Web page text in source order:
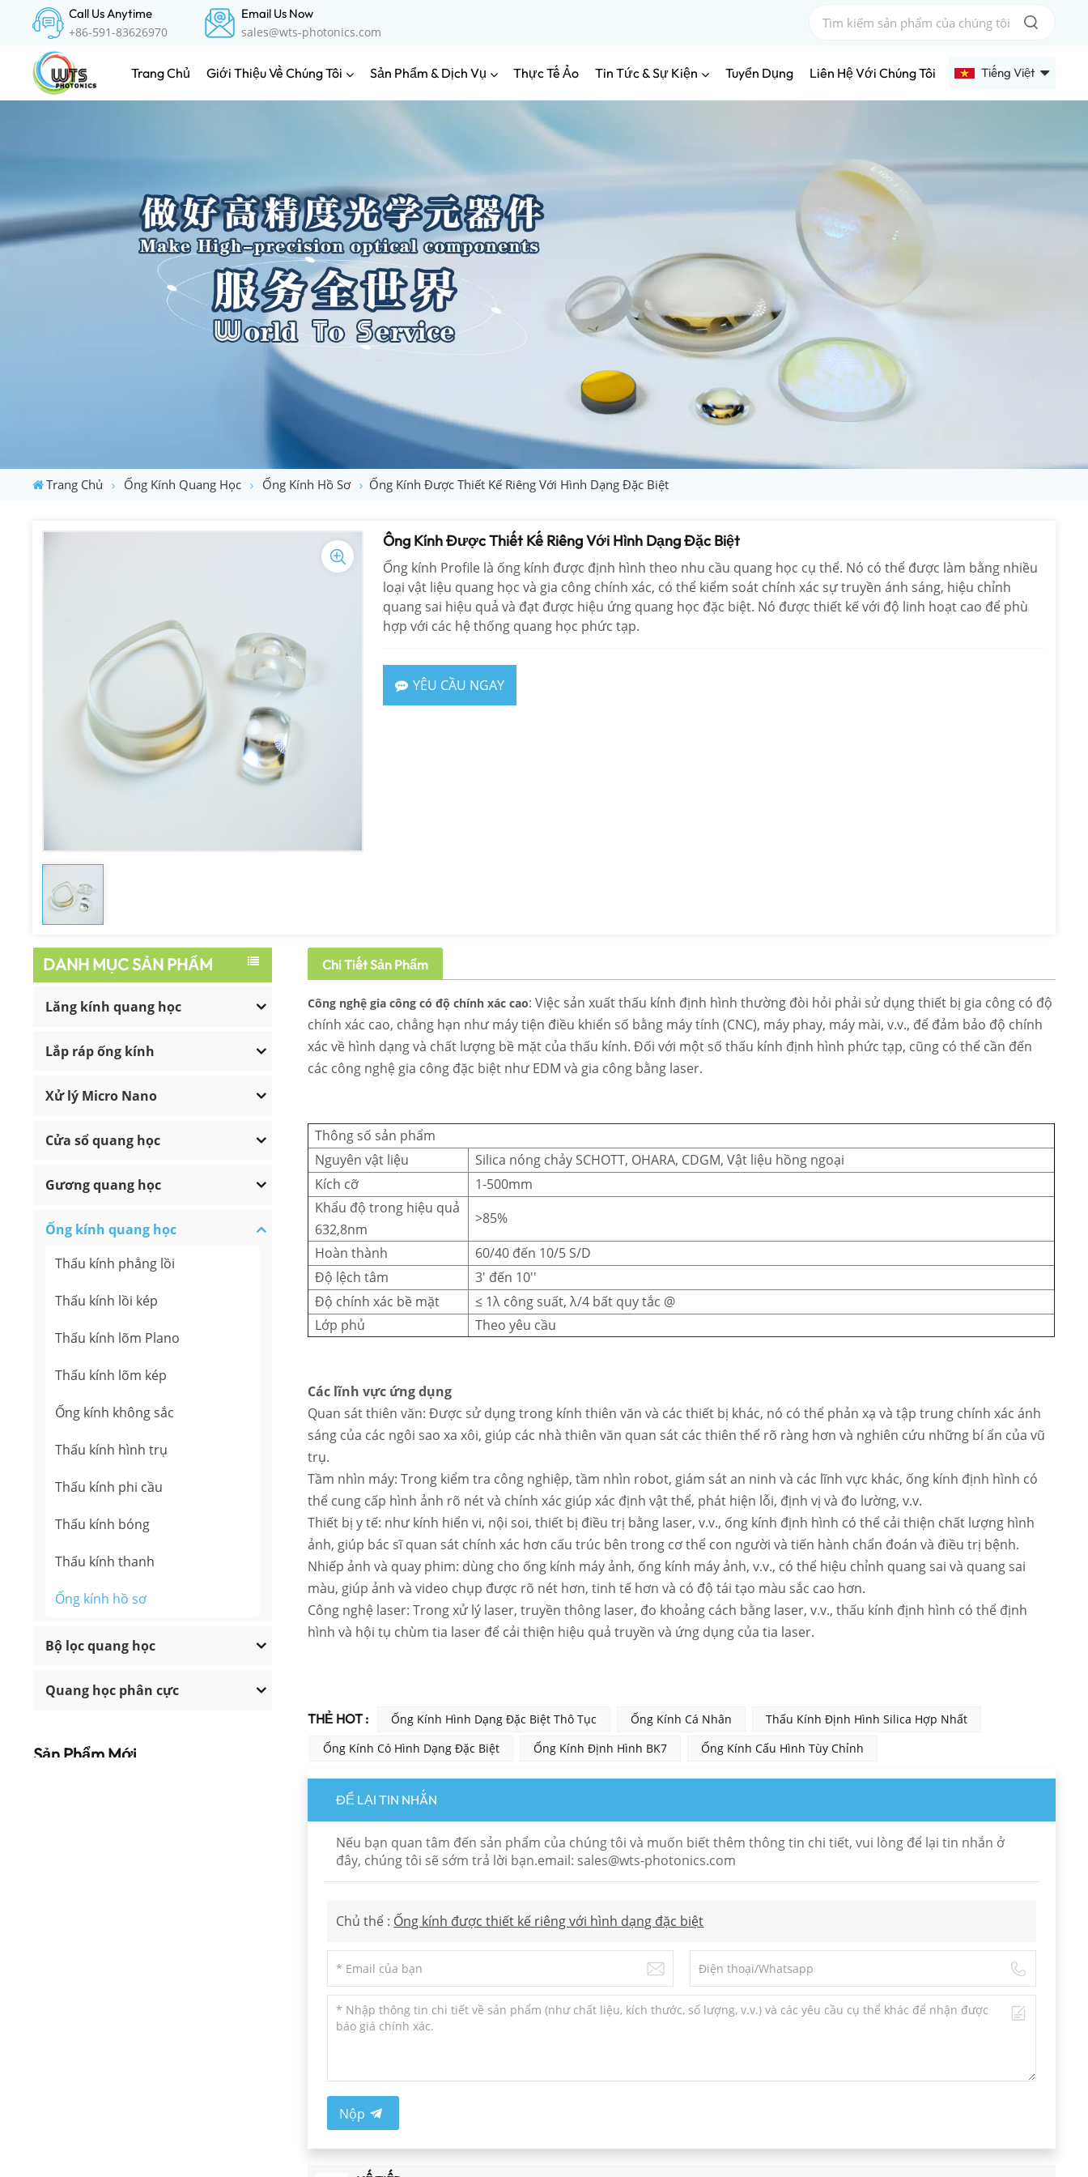
Call Us Anytime
+86-591-83626970
Email Us Now
sales@wts-photonics.com
Trang Chủ Giới Thiệu Về Chúng Tôi Sản Phẩm & Dịch Vụ Thực Tế Ảo Tin Tức & Sự Kiện Tuyển Dụng Liên Hệ Với Chúng Tôi Tiếng Việt
中文
Trang Chủ Ống Kính Quang Học Ống Kính Hồ Sơ Ống Kính Được Thiết Kế Riêng Với Hình Dạng Đặc Biệt
Ống Kính Được Thiết Kế Riêng Với Hình Dạng Đặc Biệt
Ống kính Profile là ống kính được định hình theo nhu cầu quang học cụ thể. Nó có thể được làm bằng nhiều
loại vật liệu quang học và gia công chính xác, có thể kiểm soát chính xác sự truyền ánh sáng, hiệu chỉnh
quang sai hiệu quả và đạt được hiệu ứng quang học đặc biệt. Nó được thiết kế với độ linh hoạt cao để phù
hợp với các hệ thống quang học phức tạp.
YÊU CẦU NGAY
DANH MỤC SẢN PHẨM
Lăng kính quang học
Lắp ráp ống kính
Xử lý Micro Nano
Cửa sổ quang học
Gương quang học
Ống kính quang học
Thấu kính phẳng lồi
Thấu kính lồi kép
Thấu kính lõm Plano
Thấu kính lõm kép
Ống kính không sắc
Thấu kính hình trụ
Thấu kính phi cầu
Thấu kính bóng
Thấu kính thanh
Ống kính hồ sơ
Bộ lọc quang học
Quang học phân cực
Sản Phẩm Mới
Chi Tiết Sản Phẩm
Công nghệ gia công có độ chính xác cao: Việc sản xuất thấu kính định hình thường đòi hỏi phải sử dụng thiết bị gia công có độ
chính xác cao, chẳng hạn như máy tiện điều khiển số bằng máy tính (CNC), máy phay, máy mài, v.v., để đảm bảo độ chính
xác về hình dạng và chất lượng bề mặt của thấu kính. Đối với một số thấu kính định hình phức tạp, cũng có thể cần đến
các công nghệ gia công đặc biệt như EDM và gia công bằng laser.
Thông số sản phẩm
Nguyên vật liệu
Silica nóng chảy SCHOTT, OHARA, CDGM, Vật liệu hồng ngoại
Kích cỡ
1-500mm
Khẩu độ trong hiệu quả
632,8nm
>85%
Hoàn thành
60/40 đến 10/5 S/D
Độ lệch tâm
3' đến 10''
Độ chính xác bề mặt
≤ 1λ công suất, λ/4 bất quy tắc @
Lớp phủ
Theo yêu cầu
Các lĩnh vực ứng dụng
Quan sát thiên văn: Được sử dụng trong kính thiên văn và các thiết bị khác, nó có thể phản xạ và tập trung chính xác ánh
sáng của các ngôi sao xa xôi, giúp các nhà thiên văn quan sát các thiên thể rõ ràng hơn và nghiên cứu những bí ẩn của vũ
trụ.
Tầm nhìn máy: Trong kiểm tra công nghiệp, tầm nhìn robot, giám sát an ninh và các lĩnh vực khác, ống kính định hình có
thể cung cấp hình ảnh rõ nét và chính xác giúp xác định vật thể, phát hiện lỗi, định vị và đo lường, v.v.
Thiết bị y tế: như kính hiển vi, nội soi, thiết bị điều trị bằng laser, v.v., ống kính định hình có thể cải thiện chất lượng hình
ảnh, giúp bác sĩ quan sát chính xác hơn cấu trúc bên trong cơ thể con người và tiến hành chẩn đoán và điều trị bệnh.
Nhiếp ảnh và quay phim: dùng cho ống kính máy ảnh, ống kính máy ảnh, v.v., có thể hiệu chỉnh quang sai và quang sai
màu, giúp ảnh và video chụp được rõ nét hơn, tinh tế hơn và có độ tái tạo màu sắc cao hơn.
Công nghệ laser: Trong xử lý laser, truyền thông laser, đo khoảng cách bằng laser, v.v., thấu kính định hình có thể định
hình và hội tụ chùm tia laser để cải thiện hiệu quả truyền và ứng dụng của tia laser.
THẺ HOT : Ống Kính Hình Dạng Đặc Biệt Thô Tục Ống Kính Cá Nhân
Thấu Kính Định Hình Silica Hợp Nhất
Ống Kính Có Hình Dạng Đặc Biệt
Ống Kính Định Hình BK7 Ống Kính Cấu Hình Tùy Chỉnh
ĐỂ LẠI TIN NHẮN
Nếu bạn quan tâm đến sản phẩm của chúng tôi và muốn biết thêm thông tin chi tiết, vui lòng để lại tin nhắn ở
đây, chúng tôi sẽ sớm trả lời bạn.email: sales@wts-photonics.com
Chủ thể : Ống kính được thiết kế riêng với hình dạng đặc biệt
Nộp